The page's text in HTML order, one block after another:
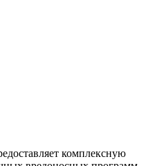
комплексную